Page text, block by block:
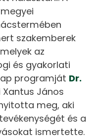
szakemberek
az
és gyakorlati
programját Dr.
Xantus János
meg, aki
és a
ismertette.